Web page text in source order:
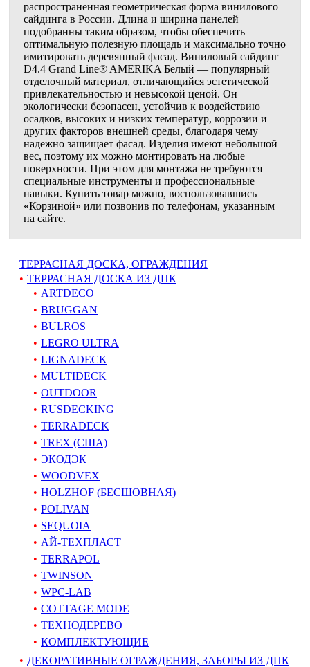
распространенная геометрическая форма винилового
сайдинга в России. Длина и ширина панелей
подобранны таким образом, чтобы обеспечить
оптимальную полезную площадь и максимально точно
имитировать деревянный фасад. Виниловый сайдинг
D4.4 Grand Line® AMERIKA Белый — популярный
отделочный материал, отличающийся эстетической
привлекательностью и невысокой ценой. Он
экологически безопасен, устойчив к воздействию
осадков, высоких и низких температур, коррозии и
других факторов внешней среды, благодаря чему
надежно защищает фасад. Изделия имеют небольшой
вес, поэтому их можно монтировать на любые
поверхности. При этом для монтажа не требуются
специальные инструменты и профессиональные
навыки. Купить товар можно, воспользовавшись
«Корзиной» или позвонив по телефонам, указанным
на сайте.
ТЕРРАСНАЯ ДОСКА, ОГРАЖДЕНИЯ
ТЕРРАСНАЯ ДОСКА ИЗ ДПК
ARTDECO
BRUGGAN
BULROS
LEGRO ULTRA
LIGNADECK
MULTIDECK
OUTDOOR
RUSDECKING
TERRADECK
TREX (США)
ЭКОДЭК
WOODVEX
HOLZHOF (БЕСШОВНАЯ)
POLIVAN
SEQUOIA
АЙ-ТЕХПЛАСТ
TERRAPOL
TWINSON
WPC-LAB
COTTAGE MODE
ТЕХНОДЕРЕВО
КОМПЛЕКТУЮЩИЕ
ДЕКОРАТИВНЫЕ ОГРАЖДЕНИЯ, ЗАБОРЫ ИЗ ДПК